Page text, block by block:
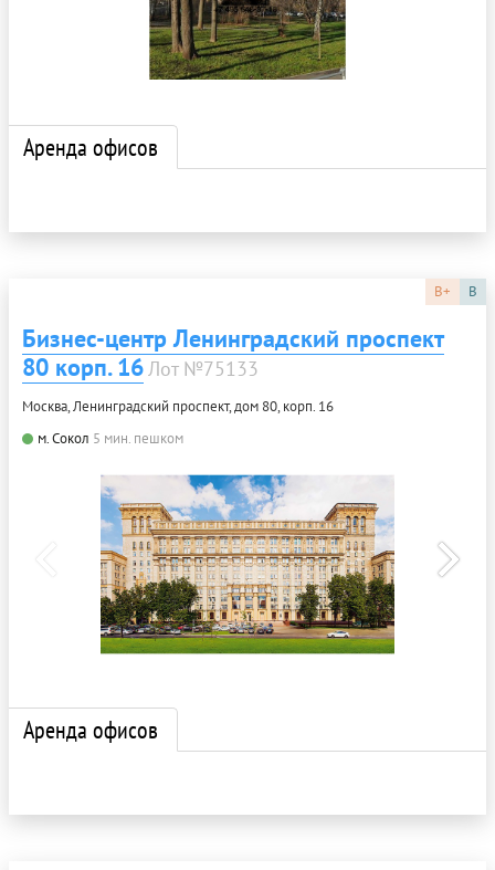
Аренда офисов
B+ B
Бизнес-центр Ленинградский проспект
80 корп. 16 Лот №75133
Москва, Ленинградский проспект, дом 80, корп. 16
м. Сокол 5 мин. пешком
Аренда офисов